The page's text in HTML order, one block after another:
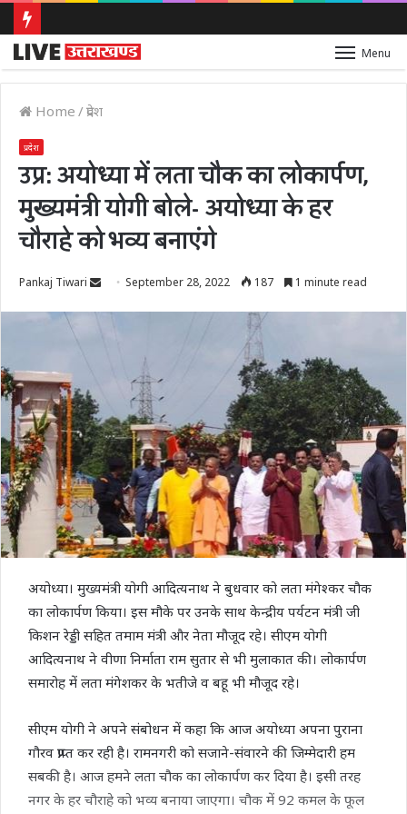
Menu
Home /प्रदेश
प्रदेश
उप्र: अयोध्या में लता चौक का लोकार्पण,
मुख्यमंत्री योगी बोले- अयोध्या के हर
चौराहे को भव्य बनाएंगे
Pankaj Tiwari
Send September 28, 2022 187 1 minute read
अयोध्या। मुख्यमंत्री योगी आदित्यनाथ ने बुधवार को लता मंगेश्कर चौक
का लोकार्पण किया। इस मौके पर उनके साथ केन्द्रीय पर्यटन मंत्री जी
किशन रेड्डी सहित तमाम मंत्री और नेता मौजूद रहे। सीएम योगी
आदित्यनाथ ने वीणा निर्माता राम सुतार से भी मुलाकात की। लोकार्पण
समारोह में लता मंगेशकर के भतीजे व बहू भी मौजूद रहे।
सीएम योगी ने अपने संबोधन में कहा कि आज अयोध्या अपना पुराना
गौरव प्राप्त कर रही है। रामनगरी को सजाने-संवारने की जिम्मेदारी हम
सबकी है। आज हमने लता चौक का लोकार्पण कर दिया है। इसी तरह
नगर के हर चौराहे को भव्य बनाया जाएगा। चौक में 92 कमल के फूल